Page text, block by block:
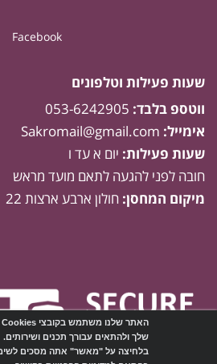
Facebook
שעות פעילות וטלפונים
ווטספ בלבד: 053-6242905
אימייל: Sakromail@gmail.com
שעות פעילות: יום א עד ו
חובה לפני להגעה לתאם מועד מראש
מיקום המחסן: חולון ארבע ארצות 22
שלך ולהתאים עבורך תכנים ושירותים.